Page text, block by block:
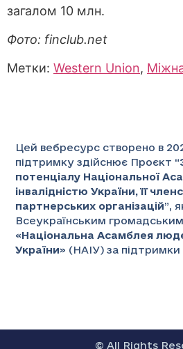
загалом 10 млн.
Фото: finclub.net
Метки: Western Union,
Цей вебресурс створено в
підтримку здійснює Проєкт “
потенціалу Національної
інвалідністю України, її
партнерських організацій”,
Всеукраїнським
«Національна Асамблея
України» (НАІУ) за підтримки
© All Rights